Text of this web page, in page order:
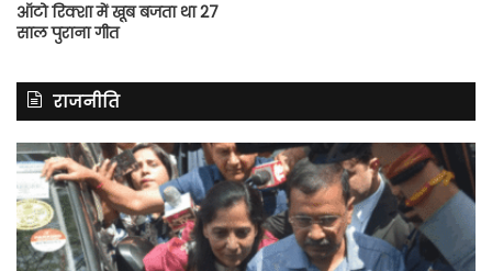
ऑटो रिक्शा में खूब बजता था 27
साल पुराना गीत
राजनीति